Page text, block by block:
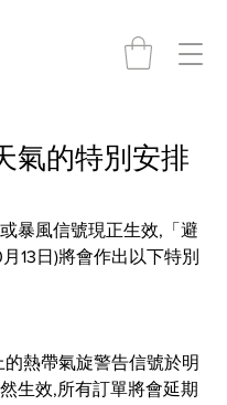
氣的特別安排
暴風信號現正生效,「避
13日)將會作出以下特別
熱帶氣旋警告信號於明
生效,所有訂單將會延期